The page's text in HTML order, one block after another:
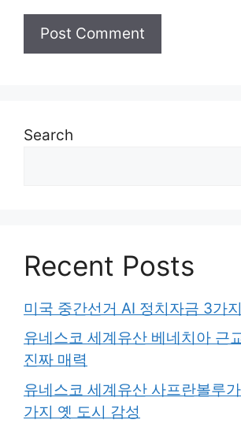
Search
Recent Posts
미국 중간선거 AI 정치자금 3가
유네스코 세계유산 베네치아 근
진짜 매력
유네스코 세계유산 사프란볼루
가지 옛 도시 감성